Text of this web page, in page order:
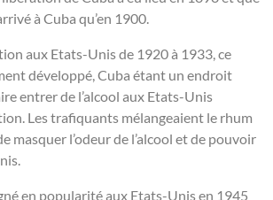
à Cuba qu’en 1900.
aux Etats-Unis de 1920 à 1933, ce
développé, Cuba étant un endroit
entrer de l’alcool aux Etats-Unis
Les trafiquants mélangeaient le rhum
masquer l’odeur de l’alcool et de pouvoir
en popularité aux Etats-Unis en 1945